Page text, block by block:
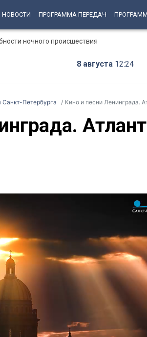
НОВОСТИ ПРОГРАММА ПЕРЕДАЧ
ночного происшествия
8 августа 12:24
Санкт-Петербурга Кино и песни Ленинграда.